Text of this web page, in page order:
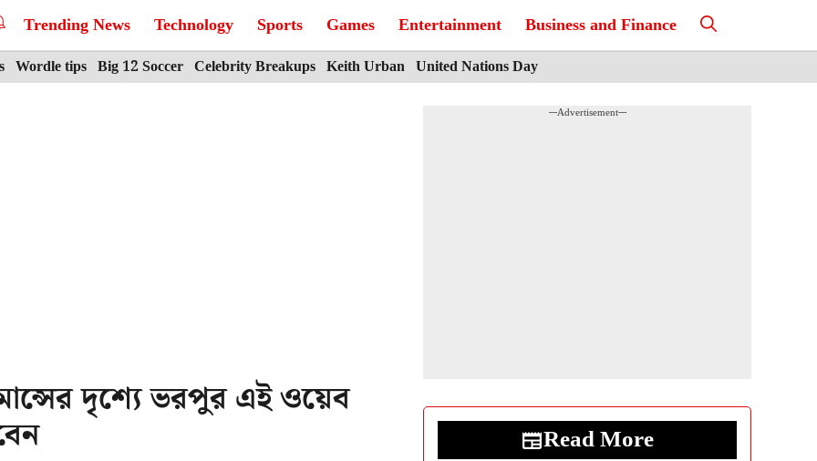
Trending News Technology Sports Games Entertainment Business and Finance
Wordle tips Big 12 Soccer Celebrity Breakups Keith Urban United Nations Day
দৃশ্যে ভরপুর এই ওয়েব
---Advertisement---
Read More